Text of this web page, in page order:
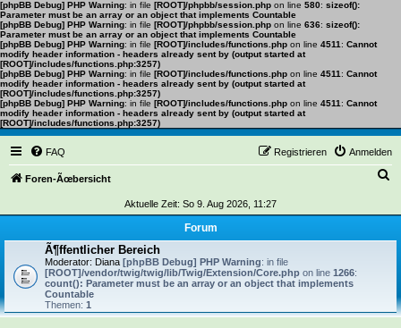
[phpBB Debug] PHP Warning: in file [ROOT]/phpbb/session.php on line 580: sizeof():
Parameter must be an array or an object that implements Countable
[phpBB Debug] PHP Warning: in file [ROOT]/phpbb/session.php on line 636: sizeof():
Parameter must be an array or an object that implements Countable
[phpBB Debug] PHP Warning: in file [ROOT]/includes/functions.php on line 4511 : Cannot
modify header information - headers already sent by (output started at
[ROOT]/includes/functions.php:3257)
[phpBB Debug] PHP Warning: in file [ROOT]/includes/functions.php on line 4511 : Cannot
modify header information - headers already sent by (output started at
[ROOT]/includes/functions.php:3257)
[phpBB Debug] PHP Warning: in file [ROOT]/includes/functions.php on line 4511 : Cannot
modify header information - headers already sent by (output started at
[ROOT]/includes/functions.php:3257)
FAQ Anmelden
Registrieren
Foren-Ãœbersicht
h
Aktuelle Zeit: So 9. Aug 2026, 11:27
Forum
Ã¶ffentlicher Bereich
Moderator: Diana [phpBB Debug] PHP Warning: in file
[ROOT]/vendor/twig/twig/lib/Twig/Extension/Core.php on line 1266:
count(): Parameter must be an array or an object that implements
Countable
Themen: 1